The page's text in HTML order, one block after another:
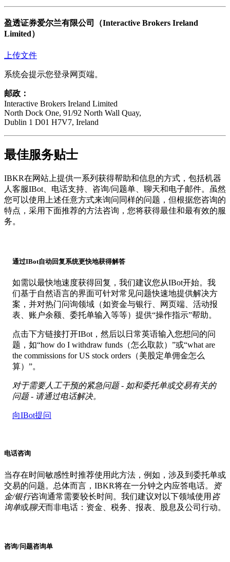
盈透证券爱尔兰有限公司（Interactive Brokers Ireland
Limited）
上传文件
系统会提示您登录网页端。
邮政：
Interactive Brokers Ireland Limited
North Dock One, 91/92 North Wall Quay,
Dublin 1 D01 H7V7, Ireland
最佳服务贴士
IBKR在网站上提供一系列获得帮助和信息的方式，包括机器
人客服IBot、电话支持、咨询/问题单、聊天和电子邮件。虽然
您可以使用上述任意方式来询问同样的问题，但根据您咨询的
特点，采用下面推荐的方法咨询，您将获得最佳和最有效的服
务。
通过IBot自动回复系统更快地获得解答
如需以最快地速度获得回复，我们建议您从IBot开始。我
们基于自然语言的界面可针对常见问题快速地提供解决方
案，并对热门问询领域（如资金与银行、网页端、活动报
表、账户余额、委托单输入等等）提供“操作指示”帮助。
点击下方链接打开IBot，然后以日常英语输入您想问的问
题，如“how do I withdraw funds（怎么取款）”或“what are
the commissions for US stock orders（美股定单佣金怎么
算）”。
对于需要人工干预的紧急问题 - 如和委托单或交易有关的
问题 - 请通过电话解决。
向IBot提问
电话咨询
当存在时间敏感性时推荐使用此方法，例如，涉及到委托单或
交易的问题。总体而言，IBKR将在一分钟之内应答电话。
资
金/银行咨询通常需要较长时间。我们建议对以下领域使用 咨
询单或聊天而非电话：资金、税务、报表、股息及公司行动。
咨询/问题咨询单